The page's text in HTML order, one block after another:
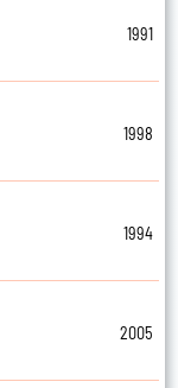
1991
1998
1994
2005